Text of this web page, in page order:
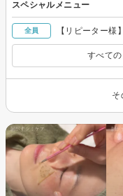
スペシャルメニュー
全員 【リピーター
すべて
そ